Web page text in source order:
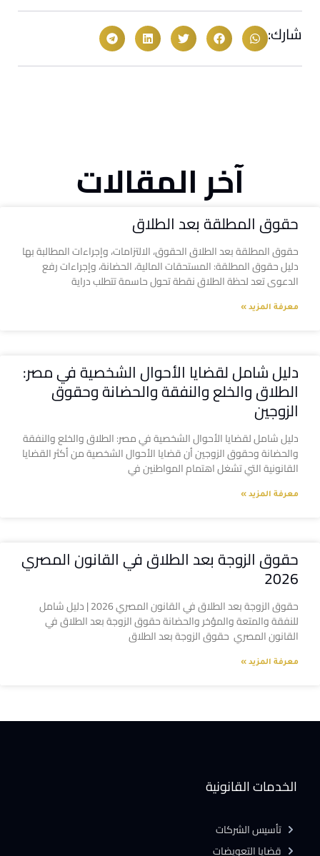
شارك:
آخر المقالات
حقوق المطلقة بعد الطلاق
حقوق المطلقة بعد الطلاق الحقوق، الالتزامات، وإجراءات المطالبة بها
دليل حقوق المطلقة: المستحقات المالية، الحضانة، وإجراءات رفع
الدعوى تعد لحظة الطلاق نقطة تحول حاسمة تتطلب دراية
معرفة المزيد »
دليل شامل لقضايا الأحوال الشخصية في مصر:
الطلاق والخلع والنفقة والحضانة وحقوق
الزوجين
دليل شامل لقضايا الأحوال الشخصية في مصر: الطلاق والخلع والنفقة
والحضانة وحقوق الزوجين أن قضايا الأحوال الشخصية من أكثر القضايا
القانونية التي تشغل اهتمام المواطنين في
معرفة المزيد »
حقوق الزوجة بعد الطلاق في القانون المصري
2026
حقوق الزوجة بعد الطلاق في القانون المصري 2026 | دليل شامل
للنفقة والمتعة والمؤخر والحضانة حقوق الزوجة بعد الطلاق في
القانون المصري حقوق الزوجة بعد الطلاق
معرفة المزيد »
الخدمات القانونية
تأسيس الشركات
قضايا التعويضات